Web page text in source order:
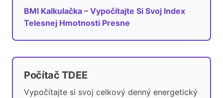
BMI Kalkulačka – Vypočítajte Si Svoj Index
Telesnej Hmotnosti Presne
Počítač TDEE
Vypočítajte si svoj celkový denný energetický